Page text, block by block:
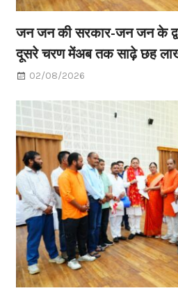
जन जन की सरकार-जन जन के
दूसरे चरण मेंअब तक साढ़े छह लाख
02/08/2026